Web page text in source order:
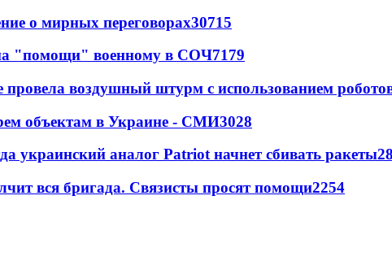
о мирных переговорах30715
"помощи" военному в СОЧ7179
воздушный штурм с использованием
объектам в Украине - СМИ3028
украинский аналог Patriot начнет сбивать ракеты
вся бригада. Связисты просят помощи2254